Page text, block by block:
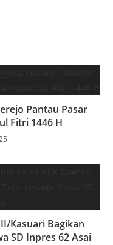
Pantau Pasar
Fitri 1446 H
Kasuari Bagikan
SD Inpres 62 Asai